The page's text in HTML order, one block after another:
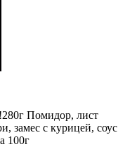
Помидор, лист
замес с курицей, соус
100г